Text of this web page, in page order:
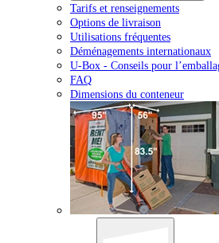
Tarifs et renseignements
Options de livraison
Utilisations fréquentes
Déménagements internationaux
U-Box - Conseils pour
FAQ
Dimensions du conteneur